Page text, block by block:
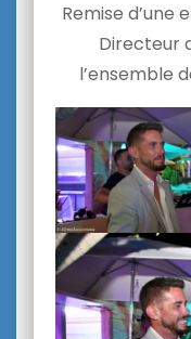
Remise d’une
Directeur
l’ensemble